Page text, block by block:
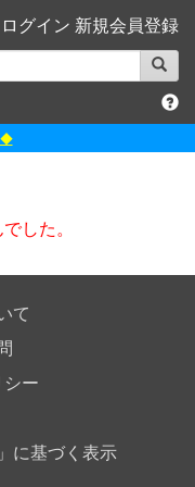
ログイン 新規会員登録
した。
て
シー
に基づく表示